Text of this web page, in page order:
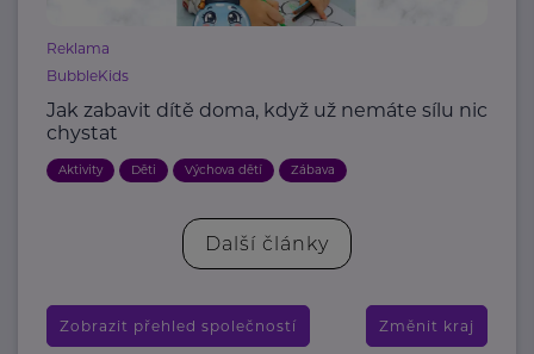
Reklama
BubbleKids
Jak zabavit dítě doma, když už nemáte sílu nic
chystat
Aktivity Děti Výchova dětí Zábava
Další články
Zobrazit přehled společností Změnit kraj